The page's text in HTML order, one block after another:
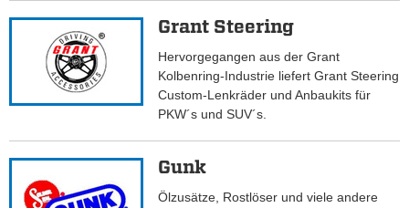
Grant Steering
Hervorgegangen aus der Grant
Kolbenring-Industrie liefert Grant Steering
Custom-Lenkräder und Anbaukits für
PKW´s und SUV´s.
Gunk
Ölzusätze, Rostlöser und viele andere